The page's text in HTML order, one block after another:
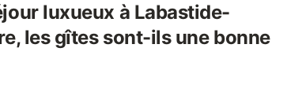
luxueux à Labastide-
les gîtes sont-ils une bonne